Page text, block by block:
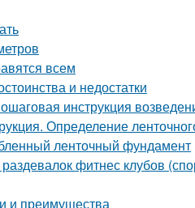
всем
и недостатки
инструкция
Определение
ленточный фундамент
фитнес клубов
и преимущества